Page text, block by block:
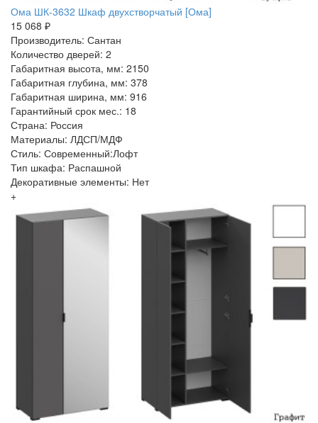
Ома ШК-3632 Шкаф двухстворчатый [Ома]
15 068 ₽
Производитель: Сантан
Количество дверей: 2
Габаритная высота, мм: 2150
Габаритная глубина, мм: 378
Габаритная ширина, мм: 916
Гарантийный срок мес.: 18
Страна: Россия
Материалы: ЛДСП/МДФ
Стиль: Современный:Лофт
Тип шкафа: Распашной
Декоративные элементы: Нет
+